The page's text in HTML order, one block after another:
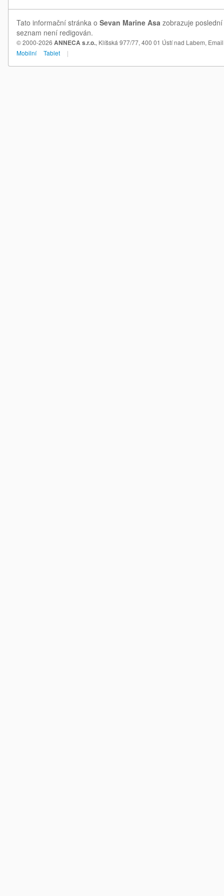
Tato informační stránka o Sevan Marine Asa zobrazuje
seznam není redigován.
© 2000-2026 ANNECA s.r.o., Klíšská 977/77, 400 01 Ústí nad Labem,
Mobilní
Tablet |